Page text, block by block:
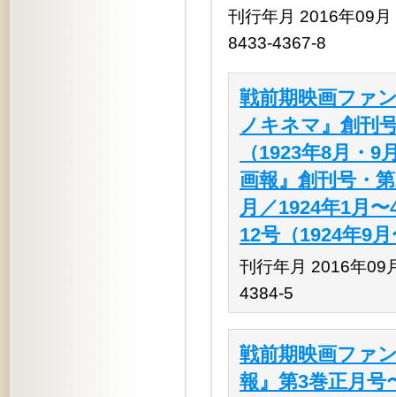
刊行年月 2016年09
8433-4367-8
戦前期映画フ
ノキネマ』創刊
（1923年8月・
画報』創刊号・
月／1924年1月
12号（1924年9
刊行年月 2016年09
4384-5
戦前期映画フ
報』第3巻正月号